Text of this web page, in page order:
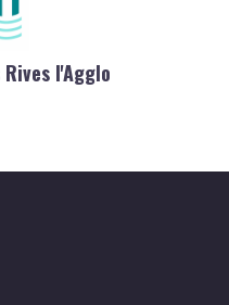
l'Agglo